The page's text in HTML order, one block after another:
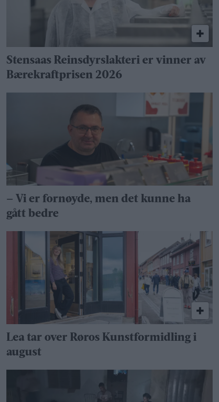
Stensaas Reinsdyrslakteri er vinner av
Bærekraftprisen 2026
– Vi er fornøyde, men det kunne ha
gått bedre
Lea tar over Røros Kunstformidling i
august